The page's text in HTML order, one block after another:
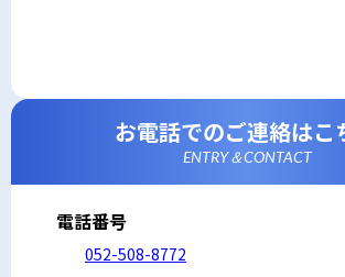
な期間、妥当な範囲内でこれに応じます。
応募者等の個人情報の取得、利用その他一
について、個人情報の保護に関する法律、
法令、及び本プライバシーポリシーを遵守
応募者等の個人情報を正確かつ最新の内
及び毀損から保護するため、必要な安全管
ます。
6. Cookieについて
本ウェブサイトでは、一部のコンテンツ
お電話でのご連絡はこ
ENTRY＆CONTACT
電話番号
052-508-8772